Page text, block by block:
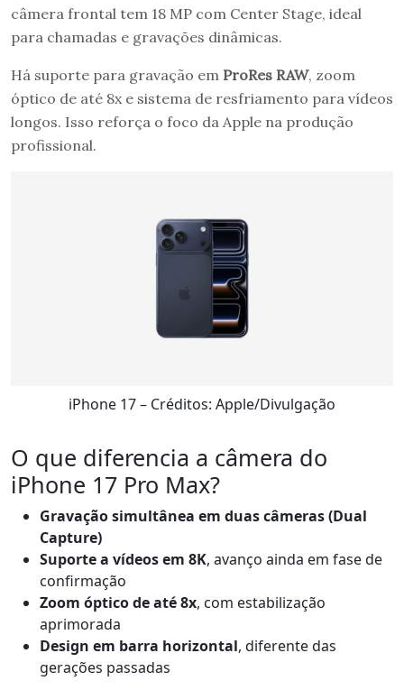
câmera frontal tem 18 MP com Center Stage, ideal
para chamadas e gravações dinâmicas.
Há suporte para gravação em ProRes RAW, zoom
óptico de até 8x e sistema de resfriamento para vídeos
longos. Isso reforça o foco da Apple na produção
profissional.
iPhone 17 – Créditos: Apple/Divulgação
O que diferencia a câmera do
iPhone 17 Pro Max?
Gravação simultânea em duas câmeras (Dual
Capture)
Suporte a vídeos em 8K, avanço ainda em fase de
confirmação
Zoom óptico de até 8x, com estabilização
aprimorada
Design em barra horizontal, diferente das
gerações passadas